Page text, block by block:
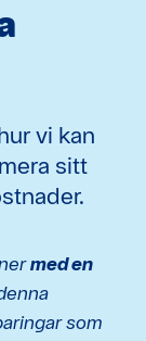
vi kan
sitt
med en
som